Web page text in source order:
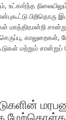
உட்கார்ந்த
பிறிதொரு
மாத்திரமன்றி
காலுறைகள்,
மற்றும்